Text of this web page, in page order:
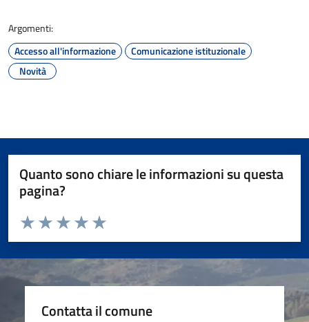
Argomenti:
Accesso all'informazione
Comunicazione istituzionale
Novità
Quanto sono chiare le informazioni su questa
pagina?
Valuta da 1 a 5 stelle la pagina
Valuta 5 stelle su 5
Valuta 4 stelle su 5
Valuta 3 stelle su 5
Valuta 2 stelle su 5
Valuta 1 stelle su 5
Contatta il comune